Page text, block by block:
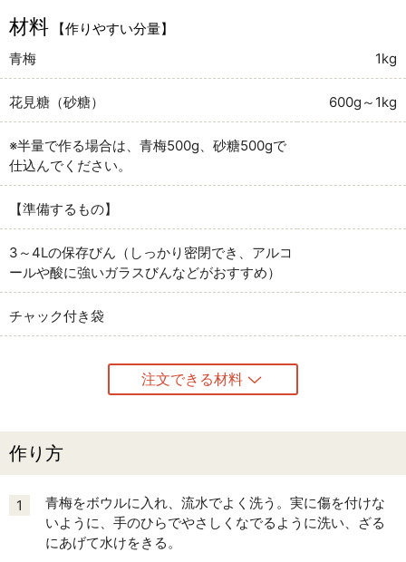
材料
【作りやすい分量】
青梅
1kg
花見糖（砂糖） 600g～1kg
※半量で作る場合は、青梅500g、砂糖500gで
仕込んでください。
【準備するもの】
3～4Lの保存びん（しっかり密閉でき、アルコ
ールや酸に強いガラスびんなどがおすすめ）
チャック付き袋
注文できる材料
作り方
1
青梅をボウルに入れ、流水でよく洗う。実に傷を付けな
いように、手のひらでやさしくなでるように洗い、ざる
にあげて水けをきる。